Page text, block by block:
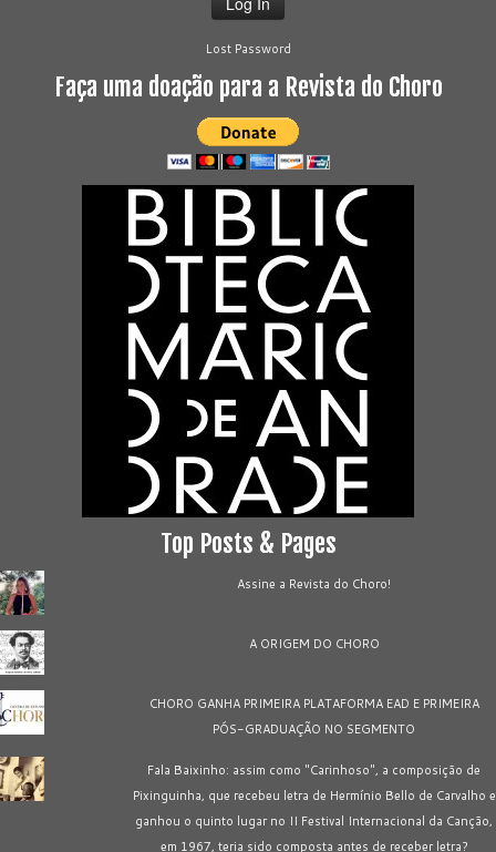
Lost Password
Faça uma doação para a Revista do Choro
Top Posts & Pages
Assine a Revista do Choro!
A ORIGEM DO CHORO
CHORO GANHA PRIMEIRA PLATAFORMA EAD E PRIMEIRA
PÓS-GRADUAÇÃO NO SEGMENTO
Fala Baixinho: assim como "Carinhoso", a composição de
Pixinguinha, que recebeu letra de Hermínio Bello de Carvalho e
ganhou o quinto lugar no II Festival Internacional da Canção,
em 1967, teria sido composta antes de receber letra?